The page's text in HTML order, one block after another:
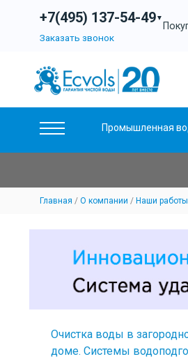
+7(495) 137-54-49▼
Заказать звонок
Промышленная
Главная О компании Наши работы
Очистка воды в
доме. Системы